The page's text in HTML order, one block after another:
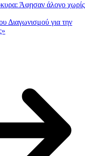
Άφησαν άλογο χωρίς
Διαγωνισμού για την